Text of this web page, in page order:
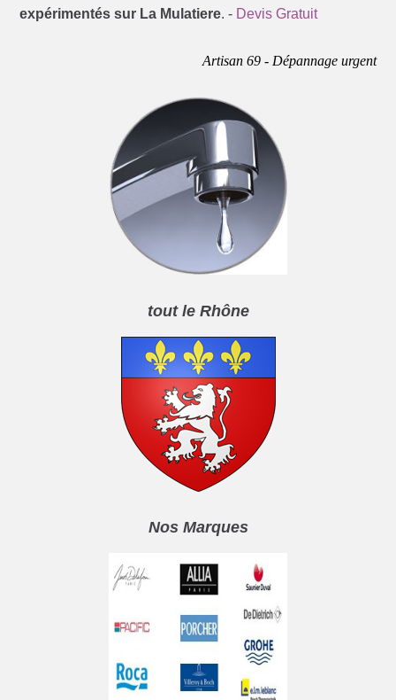
expérimentés sur La Mulatiere. - Devis Gratuit
Artisan 69 - Dépannage urgent
tout le Rhône
Nos Marques